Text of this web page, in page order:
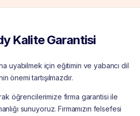
Kalite Garantisi
uyabilmek için eğitimin ve yabancı dil
önemi tartışılmazdır.
öğrencilerimize firma garantisi ile
sunuyoruz. Firmamızın felsefesi